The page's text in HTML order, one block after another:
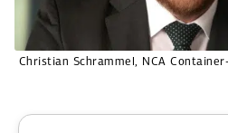
Christian Schrammel, NCA